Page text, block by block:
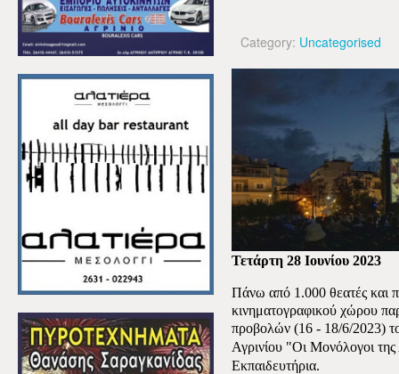
Category: Uncategorised
Τετάρτη 28 Ιουνίου 2023
Πάνω από 1.000 θεατές και
κινηματογραφικού χώρου
προβολών (16 - 18/6/2023)
Αγρινίου "Οι Μονόλογοι
Εκπαιδευτήρια.